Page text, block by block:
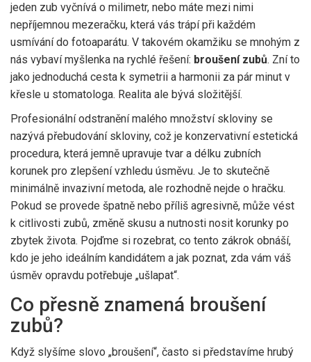
jeden zub vyčnívá o milimetr, nebo máte mezi nimi
nepříjemnou mezeračku, která vás trápí při každém
usmívání do fotoaparátu. V takovém okamžiku se mnohým z
nás vybaví myšlenka na rychlé řešení: broušení zubů. Zní to
jako jednoduchá cesta k symetrii a harmonii za pár minut v
křesle u stomatologa. Realita ale bývá složitější.
Profesionální odstranění malého množství skloviny se
nazývá přebudování skloviny, což je konzervativní estetická
procedura, která jemně upravuje tvar a délku zubních
korunek pro zlepšení vzhledu úsměvu. Je to skutečně
minimálně invazivní metoda, ale rozhodně nejde o hračku.
Pokud se provede špatně nebo příliš agresivně, může vést
k citlivosti zubů, změně skusu a nutnosti nosit korunky po
zbytek života. Pojďme si rozebrat, co tento zákrok obnáší,
kdo je jeho ideálním kandidátem a jak poznat, zda vám váš
úsměv opravdu potřebuje „ušlapat“.
Co přesně znamená broušení
zubů?
Když slyšíme slovo „broušení“, často si představíme hrubý